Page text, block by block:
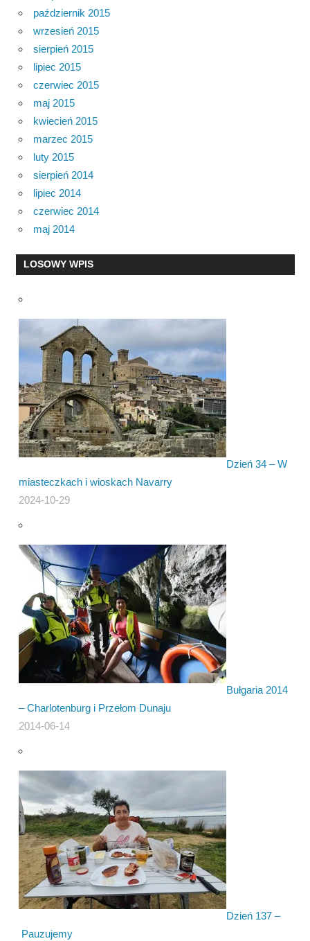
październik 2015
wrzesień 2015
sierpień 2015
lipiec 2015
czerwiec 2015
maj 2015
kwiecień 2015
marzec 2015
luty 2015
sierpień 2014
lipiec 2014
czerwiec 2014
maj 2014
LOSOWY WPIS
Dzień 34 – W
miasteczkach i wioskach Navarry
2024-10-29
Bułgaria 2014
– Charlotenburg i Przełom Dunaju
2014-06-14
Dzień 137 –
Pauzujemy